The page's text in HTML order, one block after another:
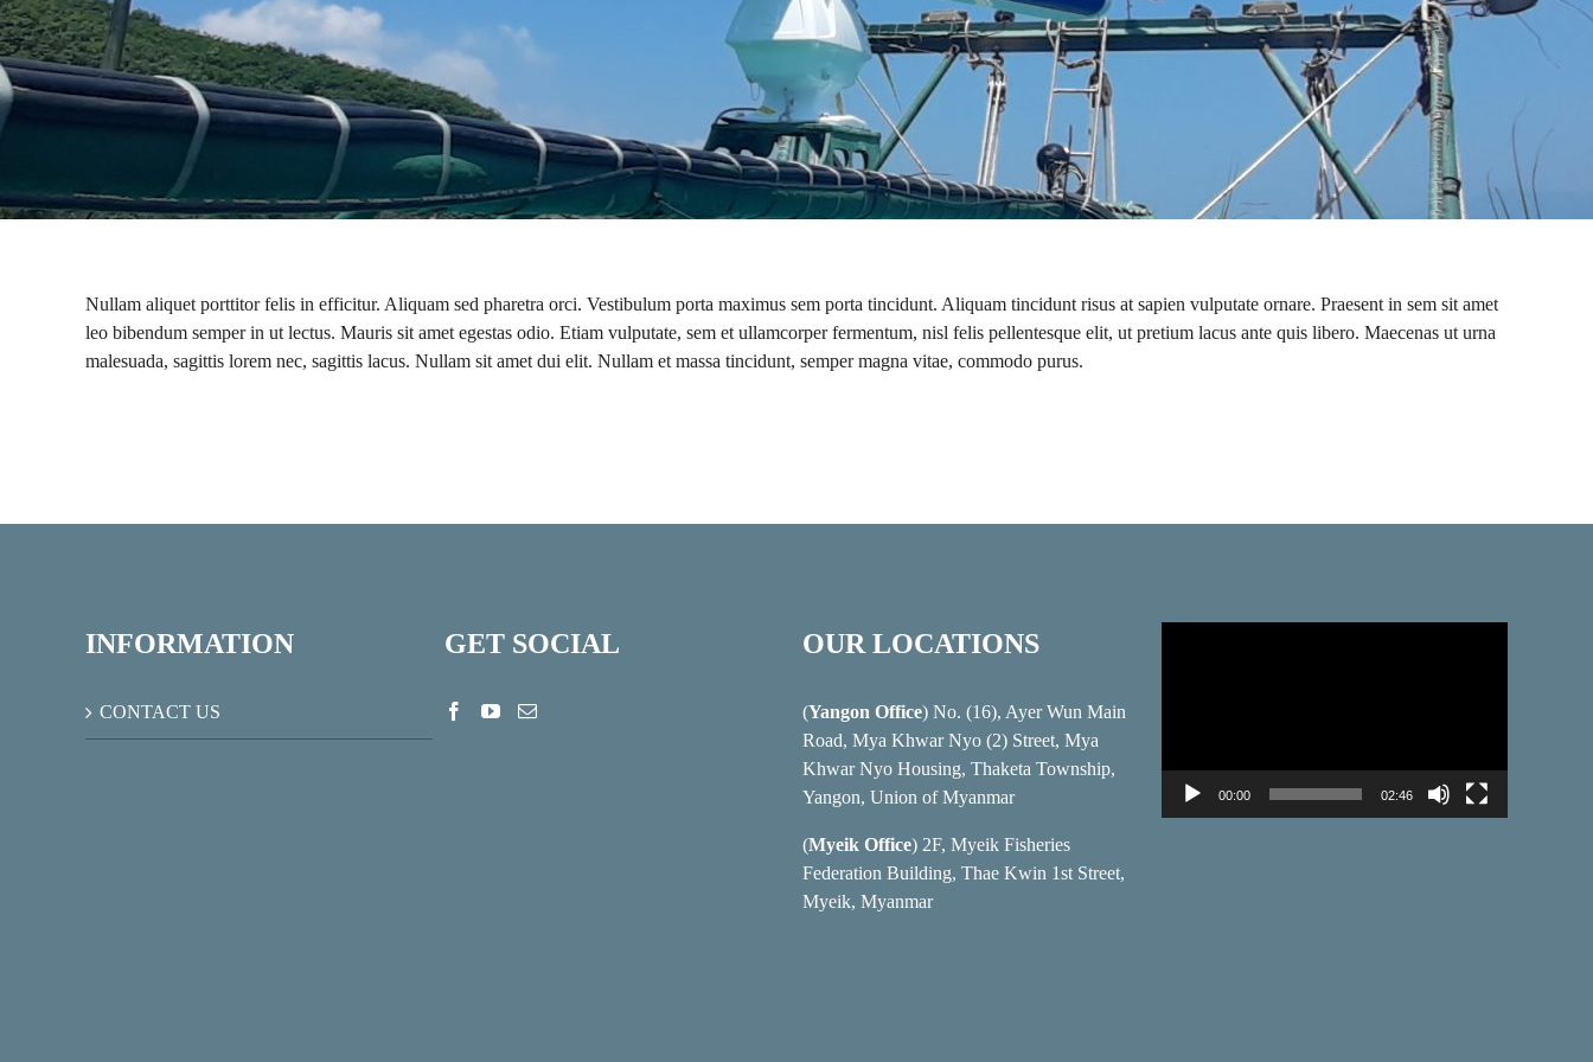
Nullam aliquet porttitor felis in efficitur. Aliquam sed pharetra orci. Vestibulum porta maximus sem porta tincidunt. Aliquam tincidunt risus at sapien vulputate ornare. Praesent in sem sit amet
leo bibendum semper in ut lectus. Mauris sit amet egestas odio. Etiam vulputate, sem et ullamcorper fermentum, nisl felis pellentesque elit, ut pretium lacus ante quis libero. Maecenas ut urna
malesuada, sagittis lorem nec, sagittis lacus. Nullam sit amet dui elit. Nullam et massa tincidunt, semper magna vitae, commodo purus.
INFORMATION
CONTACT US
GET SOCIAL OUR LOCATIONS
(Yangon Office) No. (16), Ayer Wun Main
Road, Mya Khwar Nyo (2) Street, Mya
Khwar Nyo Housing, Thaketa Township,
Yangon, Union of Myanmar
(Myeik Office) 2F, Myeik Fisheries
Federation Building, Thae Kwin 1st Street,
Myeik, Myanmar
00:00 02:46